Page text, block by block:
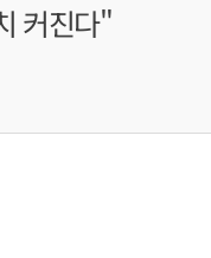
커진다"